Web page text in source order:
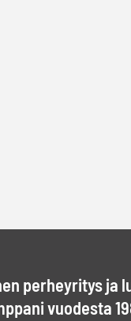
perheyritys ja
vuodesta